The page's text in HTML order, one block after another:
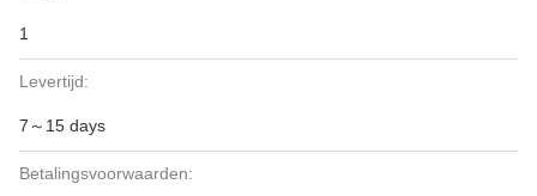
1
Levertijd:
7～15 days
Betalingsvoorwaarden: